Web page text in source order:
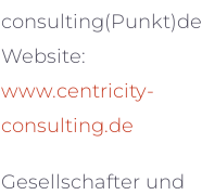
consulting(Punkt)de
Website:
www.centricity-
consulting.de
Gesellschafter und